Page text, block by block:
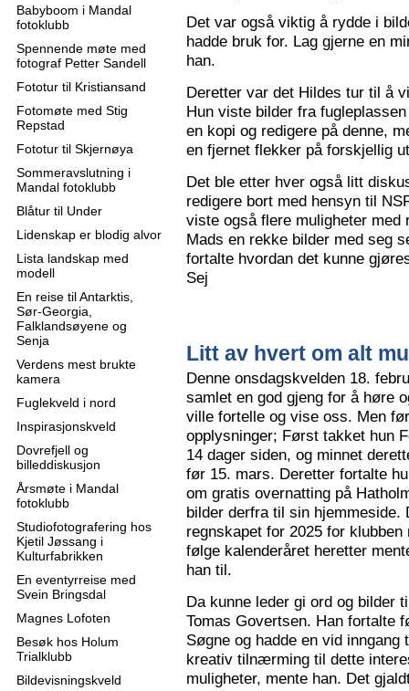
Babyboom i Mandal
fotoklubb
Spennende møte med
fotograf Petter Sandell
Fototur til Kristiansand
Fotomøte med Stig
Repstad
Fototur til Skjernøya
Sommeravslutning i
Mandal fotoklubb
Blåtur til Under
Lidenskap er blodig alvor
Lista landskap med
modell
En reise til Antarktis,
Sør-Georgia,
Falklandsøyene og
Senja
Verdens mest brukte
kamera
Fuglekveld i nord
Inspirasjonskveld
Dovrefjell og
billeddiskusjon
Årsmøte i Mandal
fotoklubb
Studiofotografering hos
Kjetil Jøssang i
Kulturfabrikken
En eventyrreise med
Svein Bringsdal
Magnes Lofoten
Besøk hos Holum
Trialklubb
Bildevisningskveld
Det var også viktig å rydde i
hadde bruk for. Lag gjerne en
han.
Deretter var det Hildes tur til å
Hun viste bilder fra
en kopi og redigere på denne,
en fjernet flekker på forskjellig
Det ble etter hver også litt
redigere bort med hensyn til
viste også flere muligheter
Mads en rekke bilder med seg
fortalte hvordan det kunne
Sej
Litt av hvert om alt
Denne onsdagskvelden 18.
samlet en god gjeng for å høre
ville fortelle og vise oss. Men
opplysninger; Først takket hun
14 dager siden, og minnet
før 15. mars. Deretter fortalte
om gratis overnatting på
bilder derfra til sin hjemmeside.
regnskapet for 2025 for
følge kalenderåret heretter
han til.
Da kunne leder gi ord og bilder
Tomas Govertsen. Han fortalte
Søgne og hadde en vid
kreativ tilnærming til dette
muligheter, mente han. Det